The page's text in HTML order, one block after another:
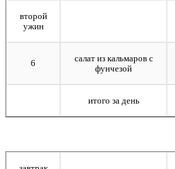
второй
ужин
6
салат из кальмаров с
фунчезой
итого за день